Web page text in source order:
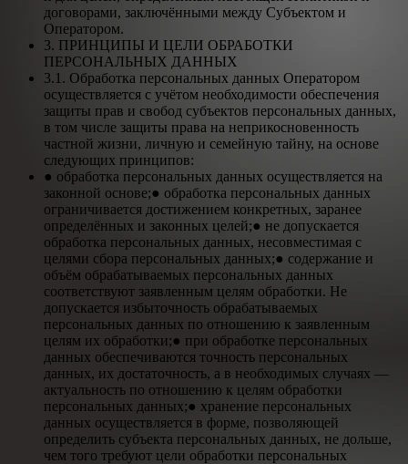
договорами, заключёнными между Субъектом и
Оператором.
3. ПРИНЦИПЫ И ЦЕЛИ ОБРАБОТКИ
ПЕРСОНАЛЬНЫХ ДАННЫХ
3.1. Обработка персональных данных Оператором
осуществляется с учётом необходимости обеспечения
защиты прав и свобод субъектов персональных данных,
в том числе защиты права на неприкосновенность
частной жизни, личную и семейную тайну, на основе
следующих принципов:
● обработка персональных данных осуществляется на
законной основе;● обработка персональных данных
ограничивается достижением конкретных, заранее
определённых и законных целей;● не допускается
обработка персональных данных, несовместимая с
целями сбора персональных данных;● содержание и
объём обрабатываемых персональных данных
соответствуют заявленным целям обработки. Не
допускается избыточность обрабатываемых
персональных данных по отношению к заявленным
целям их обработки;● при обработке персональных
данных обеспечиваются точность персональных
данных, их достаточность, а в необходимых случаях —
актуальность по отношению к целям обработки
персональных данных;● хранение персональных
данных осуществляется в форме, позволяющей
определить субъекта персональных данных, не дольше,
чем того требуют цели обработки персональных